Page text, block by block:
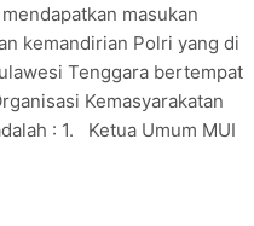
masukan
kemandirian Polri yang di
Tenggara bertempat
Kemasyarakatan
: 1. Ketua Umum MUI